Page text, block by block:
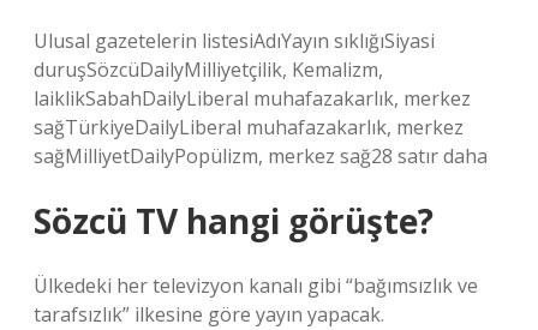
Ulusal gazetelerin listesiAdıYayın sıklığıSiyasi
duruşSözcüDailyMilliyetçilik, Kemalizm,
laiklikSabahDailyLiberal muhafazakarlık, merkez
sağTürkiyeDailyLiberal muhafazakarlık, merkez
sağMilliyetDailyPopülizm, merkez sağ28 satır daha
Sözcü TV hangi görüşte?
Ülkedeki her televizyon kanalı gibi “bağımsızlık ve
tarafsızlık” ilkesine göre yayın yapacak.